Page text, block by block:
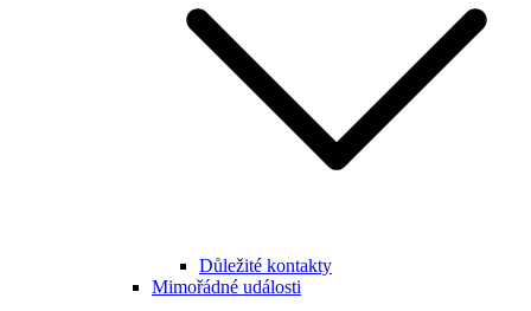
Důležité kontakty
Mimořádné události